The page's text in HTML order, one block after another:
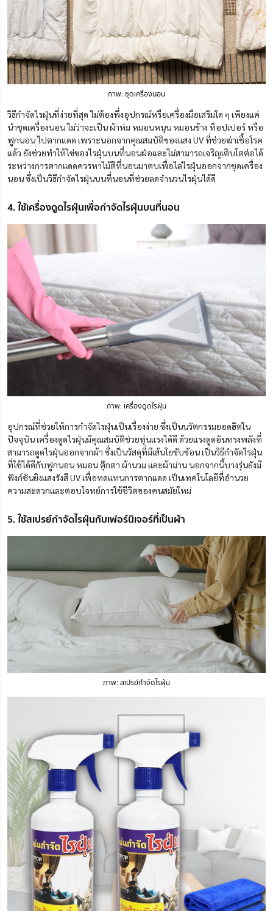
ภาพ: ชุดเครื่องนอน
วิธีกำจัดไรฝุ่นที่ง่ายที่สุด ไม่ต้องพึ่งอุปกรณ์หรือเครื่องมือเสริมใด ๆ เพียงแค่
นำชุดเครื่องนอน ไม่ว่าจะเป็น ผ้าห่ม หมอนหนุน หมอนข้าง ท็อปเปอร์ หรือ
ฟูกนอน ไปตากแดด เพราะนอกจากคุณสมบัติของแสง UV ที่ช่วยฆ่าเชื้อโรค
แล้ว ยังช่วยทำให้ไข่ของไรฝุ่นบนที่นอนฝ่อและไม่สามารถเจริญเติบโตต่อได้
ระหว่างการตากแดดควรหาไม้ตีที่นอนมาตบเพื่อไล่ไรฝุ่นออกจากชุดเครื่อง
นอน ซึ่งเป็นวิธีกําจัดไรฝุ่นบนที่นอนที่ช่วยลดจำนวนไรฝุ่นได้ดี
4. ใช้เครื่องดูดไรฝุ่นเพื่อกําจัดไรฝุ่นบนที่นอน
ภาพ: เครื่องดูดไรฝุ่น
อุปกรณ์ที่ช่วยให้การกําจัดไรฝุ่นเป็นเรื่องง่าย ซึ่งเป็นนวัตกรรมยอดฮิตใน
ปัจจุบัน เครื่องดูดไรฝุ่นมีคุณสมบัติช่วยทุ่นแรงได้ดี ด้วยแรงดูดอันทรงพลังที่
สามารถดูดไรฝุ่นออกจากผ้า ซึ่งเป็นวัสดุที่มีเส้นใยซับซ้อน เป็นวิธีกำจัดไรฝุ่น
ที่ใช้ได้ดีกับฟูกนอน หมอน ตุ๊กตา ผ้านวม และผ้าม่าน นอกจากนี้บางรุ่นยังมี
ฟังก์ชันยิงแสงรังสี UV เพื่อทดแทนการตากแดด เป็นเทคโนโลยีที่อำนวย
ความสะดวกและตอบโจทย์การใช้ชีวิตของคนสมัยใหม่
5. ใช้สเปรย์กำจัดไรฝุ่นกับเฟอร์นิเจอร์ที่เป็นผ้า
ภาพ: สเปรย์กำจัดไรฝุ่น